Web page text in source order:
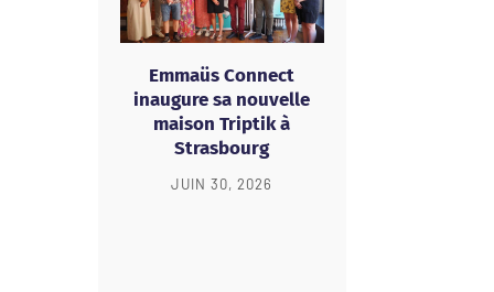
Emmaüs Connect
inaugure sa nouvelle
maison Triptik à
Strasbourg
JUIN 30, 2026